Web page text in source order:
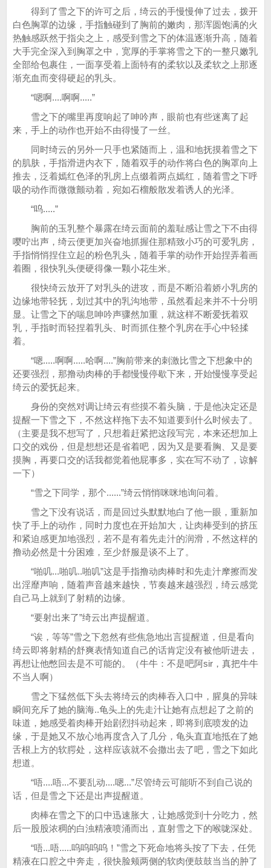
得到了雪之下的许可之后，绮云的手慢慢伸了过去，拨开
白色胸罩的边缘，手指触碰到了胸前的嫩肉，那浑圆饱满的火
热触感跃然于指尖之上，感受到雪之下的体温逐渐升高，随着
大手完全深入到胸罩之中，宽厚的手掌将雪之下的一整只嫩乳
全部给包裹住，一面享受着上面特有的柔软以及柔软之上那逐
渐充血而变得硬起的乳头。
“嗯啊....啊啊.....”
雪之下的嘴里再度响起了呻吟声，眼前也有些迷离了起
来，手上的动作也开始不由得慢了一丝。
同时绮云的另外一只手也紧随而上，温和地抚摸着雪之下
的肌肤，手指滑进内衣下，随着双手的动作将白色的胸罩向上
推去，泛着嫣红色泽的乳房上点缀着两点嫣红，随着雪之下呼
吸的动作而微微颤动着，宛如石榴般散发着诱人的光泽。
“呜.....”
胸前的玉乳整个暴露在绮云面前的羞耻感让雪之下不由得
嘤咛出声，绮云便更加兴奋地抓握住那精致小巧的可爱乳房，
手指悄悄捏住立起的粉色乳头，随着手掌的动作开始捏弄着画
着圈，很快乳头便硬得像一颗小花生米。
很快绮云放开了对乳头的进攻，而是不断沿着娇小乳房的
边缘地带轻抚，划过其中的乳沟地带，虽然看起来并不十分明
显。让雪之下的喘息呻吟声骤然加重，就这样不断爱抚着双
乳，手指时而轻捏着乳头、时而抓住整个乳房在手心中轻揉
着。
“嗯.....啊啊.....哈啊....”胸前带来的刺激比雪之下想象中的
还要强烈，那撸动肉棒的手都慢慢停歇下来，开始慢慢享受起
绮云的爱抚起来。
身份的突然对调让绮云有些摸不着头脑，于是他决定还是
提醒一下雪之下，不然这样拖下去不知道要到什么时候去了。
（主要是我不想写了，只想着赶紧把这段写完，本来还想加上
口交的戏份，但是想想还是省着吧，因为又是要看胸、又是要
摸胸，再要口交的话我都觉着他屁事多，实在写不动了，谅解
一下）
“雪之下同学，那个......”绮云悄悄咪咪地询问着。
雪之下没有说话，而是回过头默默地白了他一眼，重新加
快了手上的动作，同时力度也在开始加大，让肉棒受到的挤压
和紧迫感更加地强烈，若不是有着先走汁的润滑，不然这样的
撸动必然是十分困难，至少舒服是谈不上了。
“啪叽...啪叽..啪叽”这是手指撸动肉棒时和先走汁摩擦而发
出淫靡声响，随着声音越来越快，节奏越来越强烈，绮云感觉
自己马上就到了射精的边缘。
“要射出来了”绮云出声提醒道。
“诶，等等”雪之下忽然有些焦急地出言提醒道，但是看向
绮云即将射精的舒爽表情知道自己的话肯定没有被他听进去，
再想让他憋回去是不可能的。（牛牛：不是吧阿sir，真把牛牛
不当人啊）
雪之下猛然低下头去将绮云的肉棒吞入口中，腥臭的异味
瞬间充斥了她的脑海..龟头上的先走汁让她有点想起了之前的
味道，她感受着肉棒开始剧烈抖动起来，即将到底喷发的边
缘，于是她又不放心地再度含入了几分，龟头直直地抵在了她
舌根上方的软腭处，这样应该就不会撒出去了吧，雪之下如此
想道。
“唔....唔...不要乱动....嗯...”尽管绮云可能听不到自己说的
话，但是雪之下还是出声提醒道。
肉棒在雪之下的口中迅速胀大，让她感觉到十分吃力，然
后一股股浓稠的白浊精液喷涌而出，直射雪之下的喉咙深处。
“唔...唔.....呜呜呜呜！”雪之下死命地将头按了下去，任凭
精液在口腔之中奔走，很快脸颊两侧的软肉便鼓鼓当当的肿了